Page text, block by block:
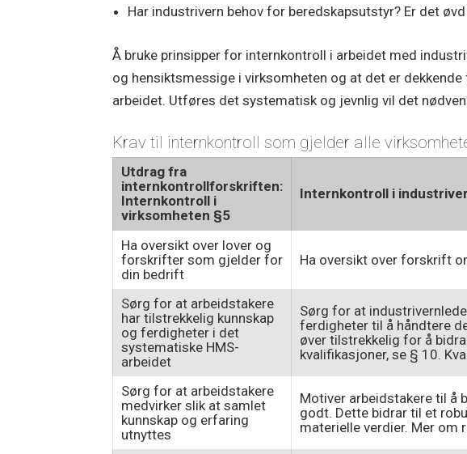
Har industrivern behov for beredskapsutstyr? Er det
Å bruke prinsipper for internkontroll i arbeidet med
og hensiktsmessige i virksomheten og at det er
arbeidet. Utføres det systematisk og jevnlig vil det
Krav til internkontroll som gjelder alle
Utdrag fra
internkontrollforskriften:
Internkontroll i
virksomheten §5
Internkontroll i
Ha oversikt over lover og
forskrifter som gjelder for
din bedrift
Ha oversikt over forskrift
Sørg for at arbeidstakere
har tilstrekkelig kunnskap
og ferdigheter i det
systematiske HMS-
arbeidet
Sørg for at
ferdigheter til å håndtere
øver tilstrekkelig for å
kvalifikasjoner, se § 10.
Sørg for at arbeidstakere
medvirker slik at samlet
kunnskap og erfaring
utnyttes
Motiver arbeidstakere til å
godt. Dette bidrar til et
materielle verdier. Mer om